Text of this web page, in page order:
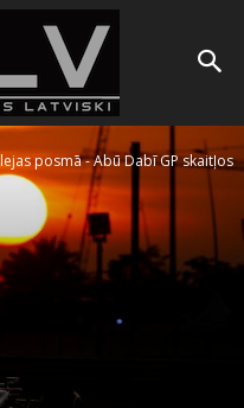
posmā - Abū Dabī GP skaitļos